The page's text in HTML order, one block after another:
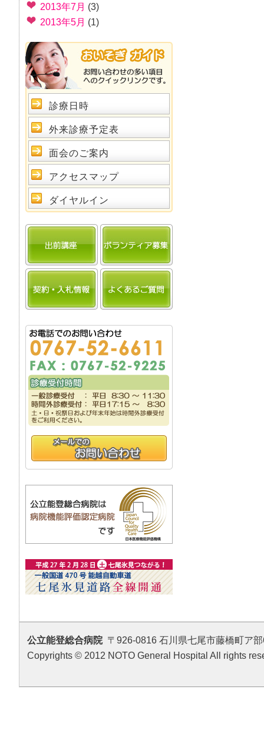
2013年7月 (3)
2013年5月 (1)
診療日時
外来診療予定表
面会のご案内
アクセスマップ
ダイヤルイン
公立能登総合病院〒926-0816 石川県七尾市藤橋町ア
Copyrights © 2012 NOTO General Hospital All rights